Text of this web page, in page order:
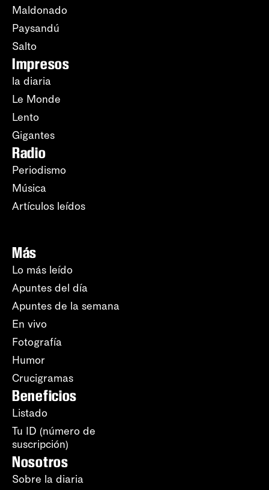
Maldonado
Paysandú
Salto
Impresos
la diaria
Le Monde
Lento
Gigantes
Radio
Periodismo
Música
Artículos leídos
Más
Lo más leído
Apuntes del día
Apuntes de la semana
En vivo
Fotografía
Humor
Crucigramas
Beneficios
Listado
Tu ID (número de
suscripción)
Nosotros
Sobre la diaria